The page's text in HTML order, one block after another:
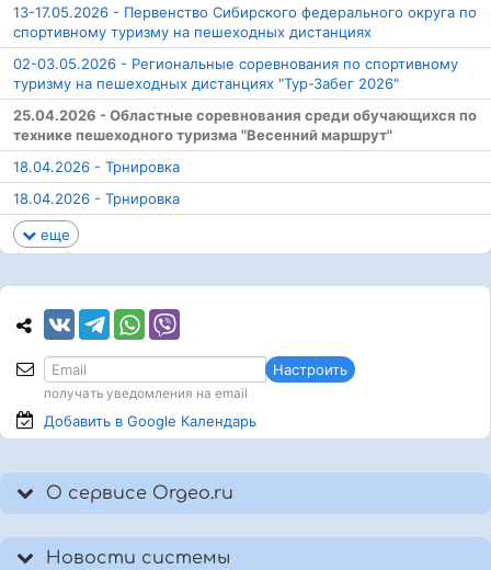
13-17.05.2026 - Первенство Сибирского федерального округа по
спортивному туризму на пешеходных дистанциях
02-03.05.2026 - Региональные соревнования по спортивному
туризму на пешеходных дистанциях "Тур-Забег 2026"
25.04.2026 - Областные соревнования среди обучающихся по
технике пешеходного туризма "Весенний маршрут"
18.04.2026 - Трнировка
18.04.2026 - Трнировка
еще
Настроить
получать уведомления на email
Добавить в Google Календарь
О сервисе Orgeo.ru
Новости системы